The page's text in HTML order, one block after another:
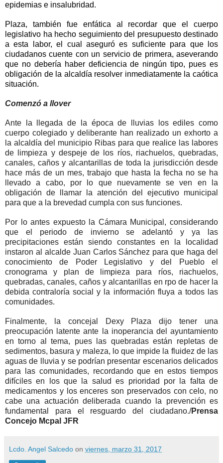
epidemias e insalubridad.
Plaza, también fue enfática al recordar que el cuerpo
legislativo ha hecho seguimiento del presupuesto destinado
a esta labor, el cual aseguró es suficiente para que los
ciudadanos cuente con un servicio de primera, aseverando
que no debería haber deficiencia de ningún tipo, pues es
obligación de la alcaldía resolver inmediatamente la caótica
situación.
Comenzó a llover
Ante la llegada de la época de lluvias los ediles como
cuerpo colegiado y deliberante han realizado un exhorto a
la alcaldía del municipio Ribas para que realice las labores
de limpieza y despeje de los ríos, riachuelos, quebradas,
canales, caños y alcantarillas de toda la jurisdicción desde
hace más de un mes, trabajo que hasta la fecha no se ha
llevado a cabo, por lo que nuevamente se ven en la
obligación de llamar la atención del ejecutivo municipal
para que a la brevedad cumpla con sus funciones.
Por lo antes expuesto la Cámara Municipal, considerando
que el periodo de invierno se adelantó y ya las
precipitaciones están siendo constantes en la localidad
instaron al alcalde Juan Carlos Sánchez para que haga del
conocimiento de Poder Legislativo y del Pueblo el
cronograma y plan de limpieza para ríos, riachuelos,
quebradas, canales, caños y alcantarillas en rpo de hacer la
debida contraloría social y la información fluya a todos las
comunidades.
Finalmente, la concejal Dexy Plaza dijo tener una
preocupación latente ante la inoperancia del ayuntamiento
en torno al tema, pues las quebradas están repletas de
sedimentos, basura y maleza, lo que impide la fluidez de las
aguas de lluvia y se podrían presentar escenarios delicados
para las comunidades, recordando que en estos tiempos
difíciles en los que la salud es prioridad por la falta de
medicamentos y los enceres son preservados con celo, no
cabe una actuación deliberada cuando la prevención es
fundamental para el resguardo del ciudadano./Prensa
Concejo Mcpal JFR
Lcdo. Angel Salcedo on viernes, marzo 31, 2017